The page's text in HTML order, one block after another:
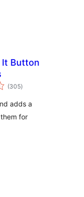
It Button
(305tổng
đánh
)
adds a
for